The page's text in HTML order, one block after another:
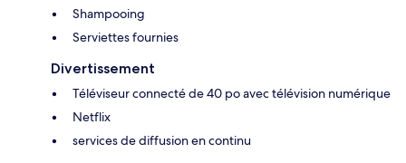
Shampooing
Serviettes fournies
Divertissement
Téléviseur connecté de 40 po avec télévision numérique
Netflix
services de diffusion en continu